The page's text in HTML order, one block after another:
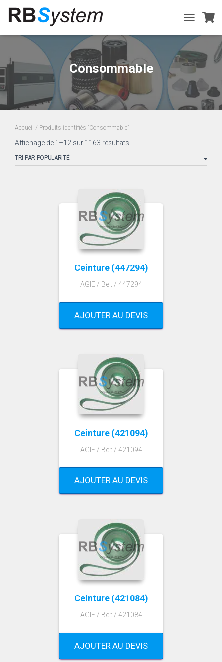
TOGGLE
NAVIGATION
Consommable
Accueil / Produits identifiés “Consommable”
Affichage de 1–12 sur 1163 résultats
popularité
Ceinture (447294)
AGIE / Belt / 447294
AJOUTER AU DEVIS
Ceinture (421094)
AGIE / Belt / 421094
AJOUTER AU DEVIS
Ceinture (421084)
AGIE / Belt / 421084
AJOUTER AU DEVIS